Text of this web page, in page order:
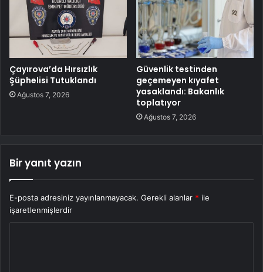
Çayırova’da Hırsızlık
Şüphelisi Tutuklandı
Ağustos 7, 2026
Güvenlik testinden
geçemeyen kıyafet
yasaklandı: Bakanlık
toplatıyor
Ağustos 7, 2026
Bir yanıt yazın
E-posta adresiniz yayınlanmayacak. Gerekli alanlar * ile
işaretlenmişlerdir